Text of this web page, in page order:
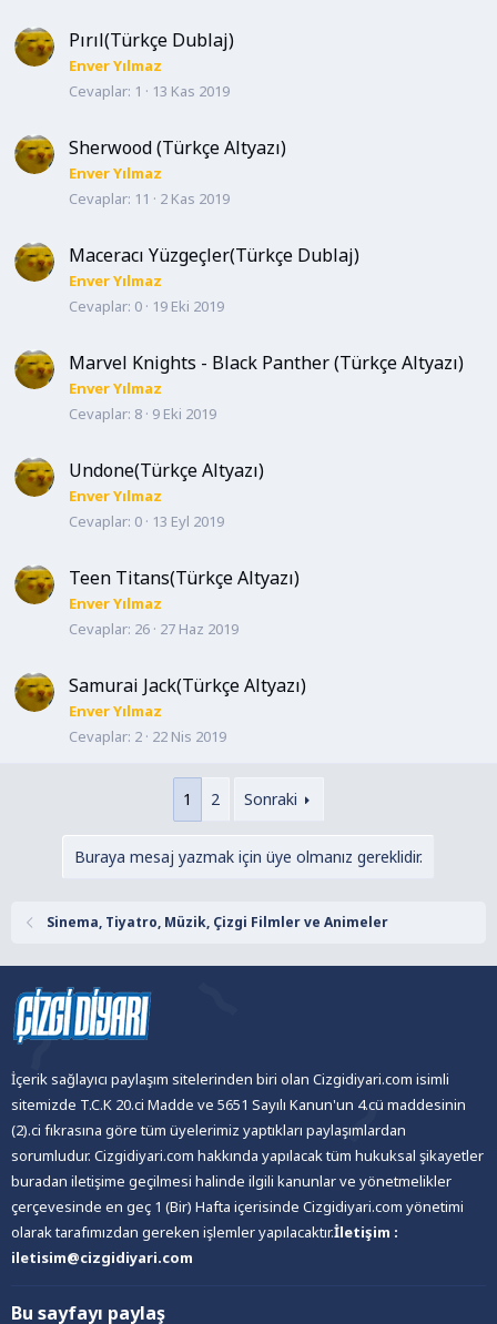
Pırıl(Türkçe Dublaj)
Enver Yılmaz
Cevaplar 1 13 Kas 2019
Sherwood (Türkçe Altyazı)
Enver Yılmaz
Cevaplar 11 2 Kas 2019
Maceracı Yüzgeçler(Türkçe Dublaj)
Enver Yılmaz
Cevaplar 0 19 Eki 2019
Marvel Knights - Black Panther (Türkçe Altyazı)
Enver Yılmaz
Cevaplar 8 9 Eki 2019
Undone(Türkçe Altyazı)
Enver Yılmaz
Cevaplar 0 13 Eyl 2019
Teen Titans(Türkçe Altyazı)
Enver Yılmaz
Cevaplar 26 27 Haz 2019
Samurai Jack(Türkçe Altyazı)
Enver Yılmaz
Cevaplar 2 22 Nis 2019
1 2 Sonraki
Buraya mesaj yazmak için üye olmanız gereklidir.
Sinema, Tiyatro, Müzik, Çizgi Filmler ve Animeler
İçerik sağlayıcı paylaşım sitelerinden biri olan Cizgidiyari.com isimli
sitemizde T.C.K 20.ci Madde ve 5651 Sayılı Kanun'un 4.cü maddesinin
(2).ci fıkrasına göre tüm üyelerimiz yaptıkları paylaşımlardan
sorumludur. Cizgidiyari.com hakkında yapılacak tüm hukuksal şikayetler
buradan iletişime geçilmesi halinde ilgili kanunlar ve yönetmelikler
çerçevesinde en geç 1 (Bir) Hafta içerisinde Cizgidiyari.com yönetimi
olarak tarafımızdan gereken işlemler yapılacaktır.İletişim :
iletisim@cizgidiyari.com
Bu sayfayı paylaş